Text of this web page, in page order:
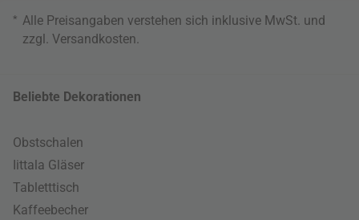
* Alle Preisangaben verstehen sich inklusive MwSt. und
zzgl. Versandkosten.
Beliebte Dekorationen
Obstschalen
Iittala Gläser
Tabletttisch
Kaffeebecher